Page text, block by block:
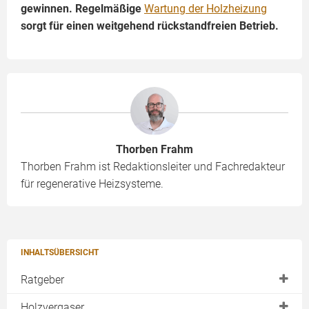
INHALTSÜBERSICHT
Ratgeber
Einsatzbereiche
gewinnen. Regelmäßige Wartung der Holzheizung
sorgt für einen weitgehend rückstandfreien Betrieb.
Thorben Frahm
Thorben Frahm ist Redaktionsleiter und Fachredakteur
für regenerative Heizsysteme.